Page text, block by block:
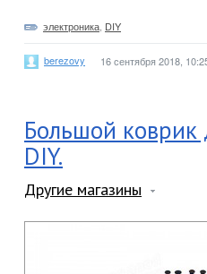
электроника DIY
berezovy 16 сентября 2018,
Большой коврик
DIY.
Другие магазины